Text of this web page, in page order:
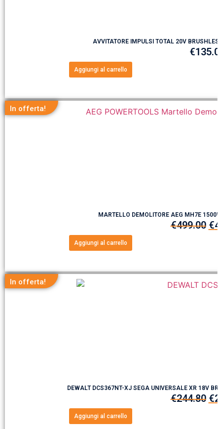
AVVITATORE IMPULSI TOTAL 20V
€
Aggiungi al carrello
In offerta!
MARTELLO DEMOLITORE AEG MH7E
€499.00 €
Aggiungi al carrello
In offerta!
DEWALT DCS367NT-XJ SEGA UNIVERSALE XR 18V
€244.80 €
Aggiungi al carrello